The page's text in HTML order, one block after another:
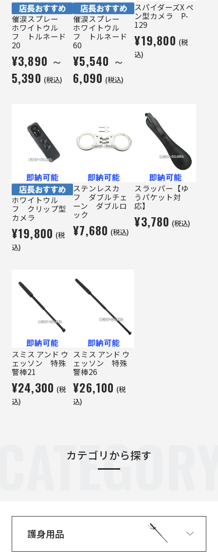
催涙スプレー
ホワイトウル
フ トルネード
20
¥3,890 ～
5,390 (税込)
催涙スプレー
ホワイトウル
フ トルネード
60
¥5,540 ～
6,090 (税込)
スパイダーズX ペ
ン型カメラ P-
129
¥19,800 (税
込)
ホワイトウル
フ クリップ型
カメラ
¥19,800 (税
込)
ステンレスカ
フ ダブルチェ
ーン ダブルロ
ック
¥7,680 (税込)
スラッパー【ゆ
うパケット対
応】
¥3,780 (税込)
スミス アンド ウ
ェッソン 特殊
警棒21
¥24,300 (税
込)
スミス アンド ウ
ェッソン 特殊
警棒26
¥26,100 (税
込)
カテゴリから探す
護身用品